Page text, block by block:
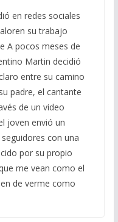
en redes sociales
su trabajo
A pocos meses de
Martin decidió
entre su camino
padre, el cantante
de un video
joven envió un
con una
por su propio
me vean como el
de verme como